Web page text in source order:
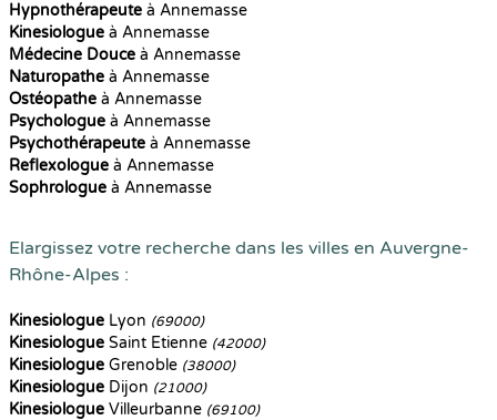
Hypnothérapeute à Annemasse
Kinesiologue à Annemasse
Médecine Douce à Annemasse
Naturopathe à Annemasse
Ostéopathe à Annemasse
Psychologue à Annemasse
Psychothérapeute à Annemasse
Reflexologue à Annemasse
Sophrologue à Annemasse
Elargissez votre recherche dans les villes en Auvergne-
Rhône-Alpes :
Kinesiologue Lyon (69000)
Kinesiologue Saint Etienne (42000)
Kinesiologue Grenoble (38000)
Kinesiologue Dijon (21000)
Kinesiologue Villeurbanne (69100)